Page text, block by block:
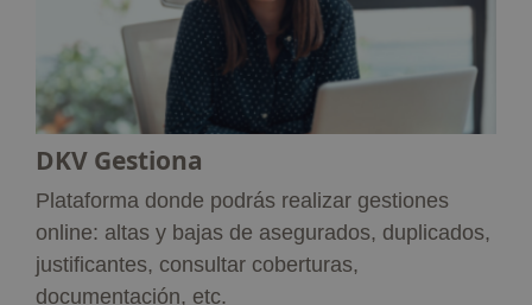
DKV Gestiona
Plataforma donde podrás realizar gestiones
online: altas y bajas de asegurados, duplicados,
justificantes, consultar coberturas,
documentación, etc.